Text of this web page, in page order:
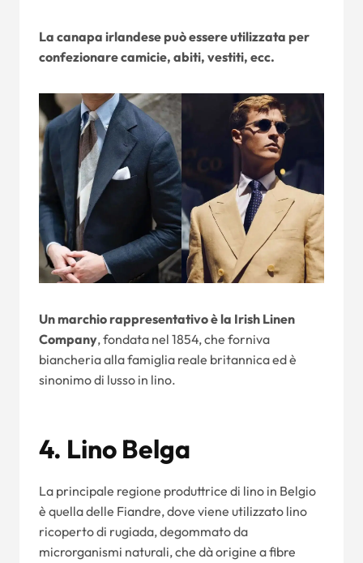
La canapa irlandese può essere utilizzata per
confezionare camicie, abiti, vestiti, ecc.
Un marchio rappresentativo è la Irish Linen
Company, fondata nel 1854, che forniva
biancheria alla famiglia reale britannica ed è
sinonimo di lusso in lino.
4. Lino Belga
La principale regione produttrice di lino in Belgio
è quella delle Fiandre, dove viene utilizzato lino
ricoperto di rugiada, degommato da
microrganismi naturali, che dà origine a fibre